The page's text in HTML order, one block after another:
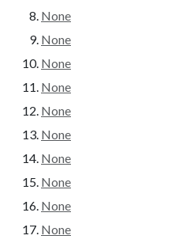
None
None
None
None
None
None
None
None
None
None